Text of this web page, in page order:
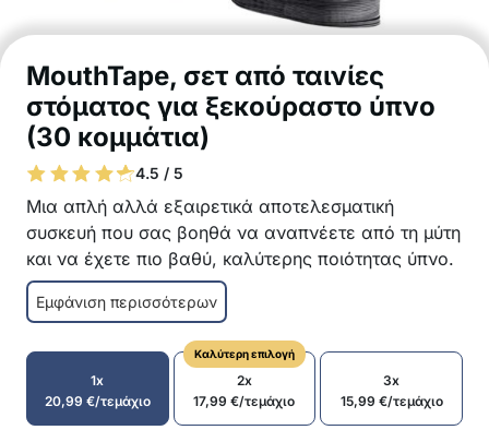
MouthTape, σετ από ταινίες
στόματος για ξεκούραστο ύπνο
(30 κομμάτια)
4.5 / 5
Μια απλή αλλά εξαιρετικά αποτελεσματική
συσκευή που σας βοηθά να αναπνέετε από τη μύτη
και να έχετε πιο βαθύ, καλύτερης ποιότητας ύπνο.
Το MouthTape αποτρέπει την ασυνείδητη αναπνοή
από το στόμα για να μειώσει το ροχαλητό, το ξηρό
στόμα και τον ανήσυχο ύπνο. Είναι σχεδιασμένο
για οποιονδήποτε θέλει να βελτιώσει την ενέργεια
και την ευημερία.
Μαλακές, υποαλλεργικές, μίας χρήσης ταινίες
Εμφάνιση περισσότερων
1x
20,99 €/τεμάχιο
Καλύτερη επιλογή
2x
17,99€/τεμάχιο
3x
15,99 €/τεμάχιο